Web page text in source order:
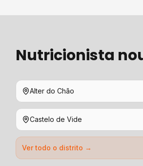
Nutricionista
Alter do Chão
Castelo de Vide
Ver todo o distrito →